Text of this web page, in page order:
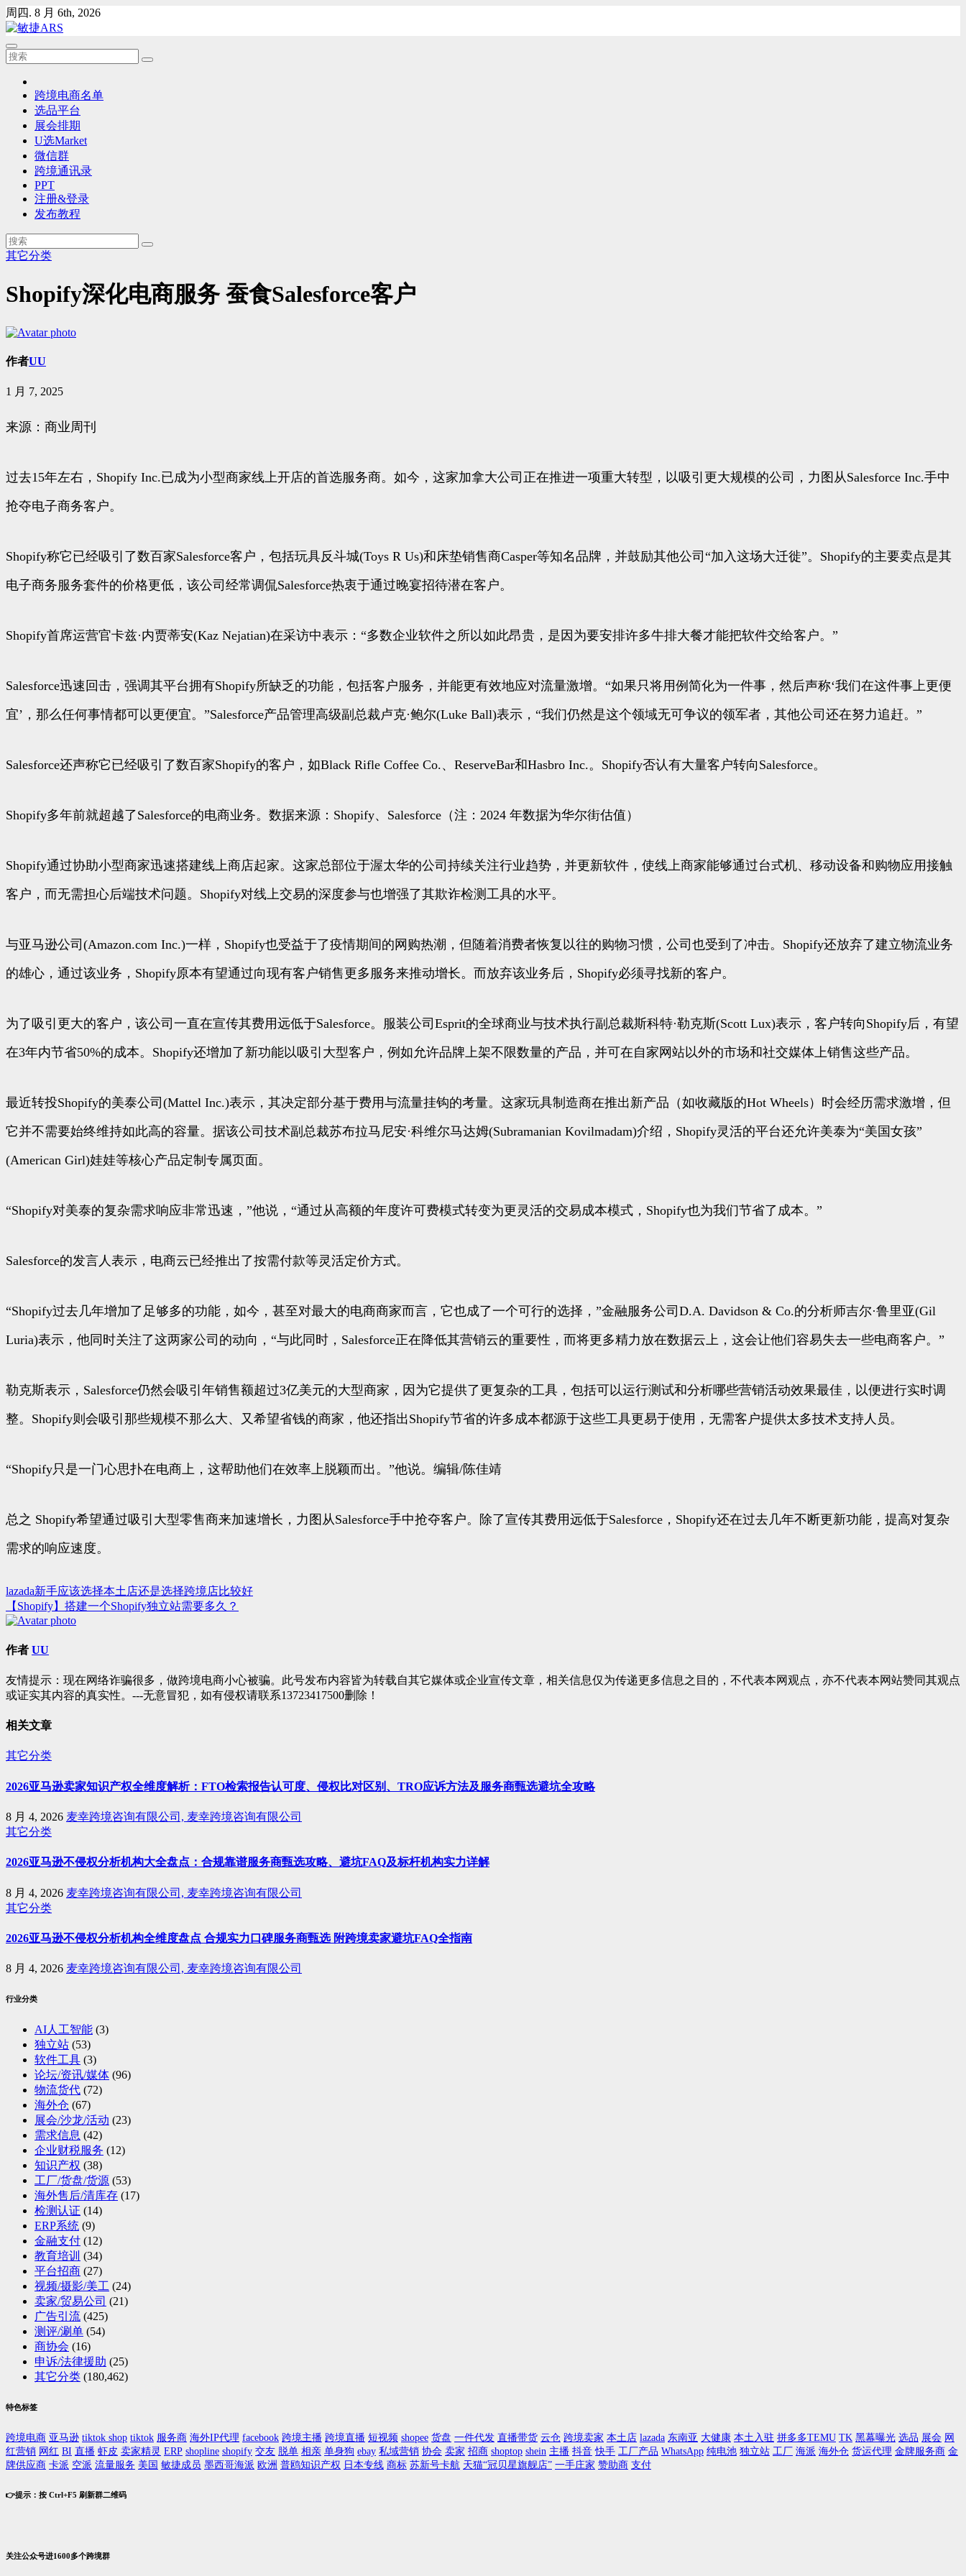
Skip
to
content
周四. 8 月 6th, 2026
跨境电商名单
选品平台
展会排期
U选Market
微信群
跨境通讯录
PPT
注册&登录
发布教程
其它分类
Shopify深化电商服务 蚕食Salesforce客户
作者UU
1 月 7, 2025
来源：商业周刊
过去15年左右，Shopify Inc.已成为小型商家线上开店的首选服务商。如今，这家加拿大公司正在推进一项重大转型，以吸引更大规模的公司，力图从Salesforce Inc.手中
抢夺电子商务客户。
Shopify称它已经吸引了数百家Salesforce客户，包括玩具反斗城(Toys R Us)和床垫销售商Casper等知名品牌，并鼓励其他公司“加入这场大迁徙”。Shopify的主要卖点是其
电子商务服务套件的价格更低，该公司经常调侃Salesforce热衷于通过晚宴招待潜在客户。
Shopify首席运营官卡兹·内贾蒂安(Kaz Nejatian)在采访中表示：“多数企业软件之所以如此昂贵，是因为要安排许多牛排大餐才能把软件交给客户。”
Salesforce迅速回击，强调其平台拥有Shopify所缺乏的功能，包括客户服务，并能更有效地应对流量激增。“如果只将用例简化为一件事，然后声称‘我们在这件事上更便
宜’，那么任何事情都可以更便宜。”Salesforce产品管理高级副总裁卢克·鲍尔(Luke Ball)表示，“我们仍然是这个领域无可争议的领军者，其他公司还在努力追赶。”
Salesforce还声称它已经吸引了数百家Shopify的客户，如Black Rifle Coffee Co.、ReserveBar和Hasbro Inc.。Shopify否认有大量客户转向Salesforce。
Shopify多年前就超越了Salesforce的电商业务。数据来源：Shopify、Salesforce（注：2024 年数据为华尔街估值）
Shopify通过协助小型商家迅速搭建线上商店起家。这家总部位于渥太华的公司持续关注行业趋势，并更新软件，使线上商家能够通过台式机、移动设备和购物应用接触
客户，而无需担心后端技术问题。Shopify对线上交易的深度参与也增强了其欺诈检测工具的水平。
与亚马逊公司(Amazon.com Inc.)一样，Shopify也受益于了疫情期间的网购热潮，但随着消费者恢复以往的购物习惯，公司也受到了冲击。Shopify还放弃了建立物流业务
的雄心，通过该业务，Shopify原本有望通过向现有客户销售更多服务来推动增长。而放弃该业务后，Shopify必须寻找新的客户。
为了吸引更大的客户，该公司一直在宣传其费用远低于Salesforce。服装公司Esprit的全球商业与技术执行副总裁斯科特·勒克斯(Scott Lux)表示，客户转向Shopify后，有望
在3年内节省50%的成本。Shopify还增加了新功能以吸引大型客户，例如允许品牌上架不限数量的产品，并可在自家网站以外的市场和社交媒体上销售这些产品。
最近转投Shopify的美泰公司(Mattel Inc.)表示，其决定部分基于费用与流量挂钩的考量。这家玩具制造商在推出新产品（如收藏版的Hot Wheels）时会经历需求激增，但
它并不需要始终维持如此高的容量。据该公司技术副总裁苏布拉马尼安·科维尔马达姆(Subramanian Kovilmadam)介绍，Shopify灵活的平台还允许美泰为“美国女孩”
(American Girl)娃娃等核心产品定制专属页面。
“Shopify对美泰的复杂需求响应非常迅速，”他说，“通过从高额的年度许可费模式转变为更灵活的交易成本模式，Shopify也为我们节省了成本。”
Salesforce的发言人表示，电商云已经推出了按需付款等灵活定价方式。
“Shopify过去几年增加了足够多的功能，如今，甚至对最大的电商商家而言，它也成了一个可行的选择，”金融服务公司D.A. Davidson & Co.的分析师吉尔·鲁里亚(Gil
Luria)表示，他同时关注了这两家公司的动向，“与此同时，Salesforce正在降低其营销云的重要性，而将更多精力放在数据云上，这会让他们容易失去一些电商客户。”
勒克斯表示，Salesforce仍然会吸引年销售额超过3亿美元的大型商家，因为它提供了更复杂的工具，包括可以运行测试和分析哪些营销活动效果最佳，以便进行实时调
整。Shopify则会吸引那些规模不那么大、又希望省钱的商家，他还指出Shopify节省的许多成本都源于这些工具更易于使用，无需客户提供太多技术支持人员。
“Shopify只是一门心思扑在电商上，这帮助他们在效率上脱颖而出。”他说。编辑/陈佳靖
总之 Shopify希望通过吸引大型零售商来加速增长，力图从Salesforce手中抢夺客户。除了宣传其费用远低于Salesforce，Shopify还在过去几年不断更新功能，提高对复杂
需求的响应速度。
文
章
导
lazada新手应该选择本土店还是选择跨境店比较好
【Shopify】搭建一个Shopify独立站需要多久？
作者 UU
友情提示：现在网络诈骗很多，做跨境电商小心被骗。此号发布内容皆为转载自其它媒体或企业宣传文章，相关信息仅为传递更多信息之目的，不代表本网观点，亦不代表本网站赞同其观点
或证实其内容的真实性。---无意冒犯，如有侵权请联系13723417500删除！
相关文章
其它分类
2026亚马逊卖家知识产权全维度解析：FTO检索报告认可度、侵权比对区别、TRO应诉方法及服务商甄选避坑全攻略
8 月 4, 2026 麦幸跨境咨询有限公司, 麦幸跨境咨询有限公司
其它分类
2026亚马逊不侵权分析机构大全盘点：合规靠谱服务商甄选攻略、避坑FAQ及标杆机构实力详解
8 月 4, 2026 麦幸跨境咨询有限公司, 麦幸跨境咨询有限公司
其它分类
2026亚马逊不侵权分析机构全维度盘点 合规实力口碑服务商甄选 附跨境卖家避坑FAQ全指南
8 月 4, 2026 麦幸跨境咨询有限公司, 麦幸跨境咨询有限公司
行业分类
AI人工智能 (3)
独立站 (53)
软件工具 (3)
论坛/资讯/媒体 (96)
物流货代 (72)
海外仓 (67)
展会/沙龙/活动 (23)
需求信息 (42)
企业财税服务 (12)
知识产权 (38)
工厂/货盘/货源 (53)
海外售后/清库存 (17)
检测认证 (14)
ERP系统 (9)
金融支付 (12)
教育培训 (34)
平台招商 (27)
视频/摄影/美工 (24)
卖家/贸易公司 (21)
广告引流 (425)
测评/涮单 (54)
商协会 (16)
申诉/法律援助 (25)
其它分类 (180,462)
特色标签
跨境电商 亚马逊 tiktok shop tiktok 服务商 海外IP代理 facebook 跨境主播 跨境直播 短视频 shopee 货盘 一件代发 直播带货 云仓 跨境卖家 本土店 lazada 东南亚 大健康 本土入驻 拼多多TEMU TK 黑幕曝光 选品 展会 网
红营销 网红 BI 直播 虾皮 卖家精灵 ERP shopline shopify 交友 脱单 相亲 单身狗 ebay 私域营销 协会 卖家 招商 shoptop shein 主播 抖音 快手 工厂产品 WhatsApp 纯电池 独立站 工厂 海派 海外仓 货运代理 金牌服务商 金
牌供应商 卡派 空派 流量服务 美国 敏捷成员 墨西哥海派 欧洲 普鸥知识产权 日本专线 商标 苏新号卡航 天猫“冠贝星旗舰店” 一手庄家 赞助商 支付
👉提示：按 Ctrl+F5 刷新群二维码
关注公众号进1600多个跨境群